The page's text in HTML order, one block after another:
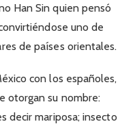
Han Sin quien pensó
uno de
de países orientales.
con los españoles,
otorgan su nombre:
decir mariposa; insecto